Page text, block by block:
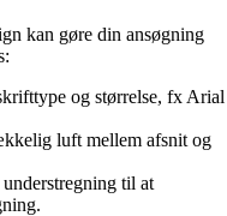
kan gøre din ansøgning
og størrelse, fx Arial
luft mellem afsnit og
til at